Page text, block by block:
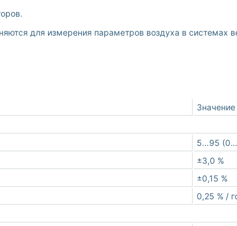
для измерения параметров воздуха в системах
Значение
5…95
±3,0 %
±0,15 %
0,25 % /